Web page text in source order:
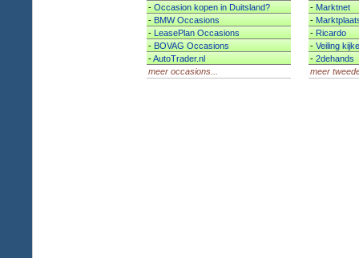
-Occasion kopen in Duitsland?
-BMW Occasions
-LeasePlan Occasions
-BOVAG Occasions
-AutoTrader.nl
meer occasions...
-Marktnet
-
-Ricardo
-Veiling
-2dehands
meer